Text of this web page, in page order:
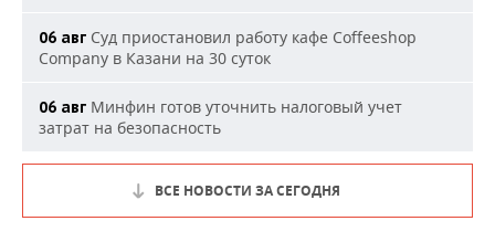
06 авг Суд приостановил работу кафе Coffeeshop
Company в Казани на 30 суток
06 авг Минфин готов уточнить налоговый учет
затрат на безопасность
ВСЕ НОВОСТИ ЗА СЕГОДНЯ